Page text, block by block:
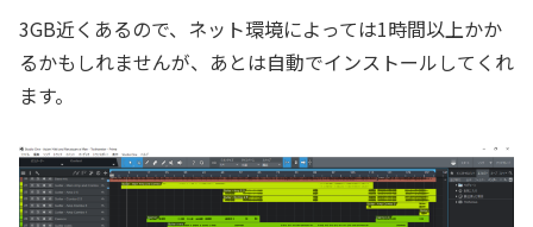
3GB近くあるので、ネット環境によっては1時間以上かか
るかもしれませんが、あとは自動でインストールしてくれ
ます。